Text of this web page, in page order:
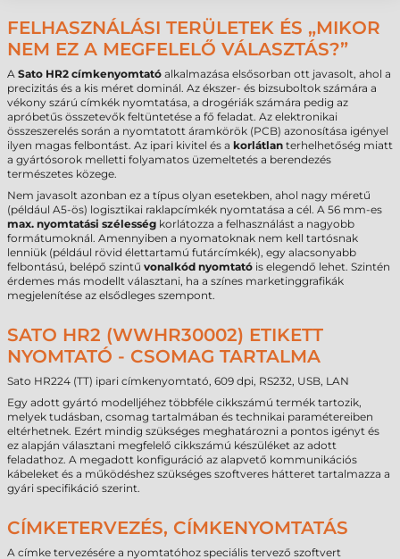
FELHASZNÁLÁSI TERÜLETEK ÉS „MIKOR
NEM EZ A MEGFELELŐ VÁLASZTÁS?”
A Sato HR2 címkenyomtató alkalmazása elsősorban ott javasolt, ahol a
precizitás és a kis méret dominál. Az ékszer- és bizsuboltok számára a
vékony szárú címkék nyomtatása, a drogériák számára pedig az
apróbetűs összetevők feltüntetése a fő feladat. Az elektronikai
összeszerelés során a nyomtatott áramkörök (PCB) azonosítása igényel
ilyen magas felbontást. Az ipari kivitel és a korlátlan terhelhetőség miatt
a gyártósorok melletti folyamatos üzemeltetés a berendezés
természetes közege.
Nem javasolt azonban ez a típus olyan esetekben, ahol nagy méretű
(például A5-ös) logisztikai raklapcímkék nyomtatása a cél. A 56 mm-es
max. nyomtatási szélesség korlátozza a felhasználást a nagyobb
formátumoknál. Amennyiben a nyomatoknak nem kell tartósnak
lenniük (például rövid élettartamú futárcímkék), egy alacsonyabb
felbontású, belépő szintű vonalkód nyomtató is elegendő lehet. Szintén
érdemes más modellt választani, ha a színes marketinggrafikák
megjelenítése az elsődleges szempont.
SATO HR2 (WWHR30002) ETIKETT
NYOMTATÓ - CSOMAG TARTALMA
Sato HR224 (TT) ipari címkenyomtató, 609 dpi, RS232, USB, LAN
Egy adott gyártó modelljéhez többféle cikkszámú termék tartozik,
melyek tudásban, csomag tartalmában és technikai paramétereiben
eltérhetnek. Ezért mindig szükséges meghatározni a pontos igényt és
ez alapján választani megfelelő cikkszámú készüléket az adott
feladathoz. A megadott konfiguráció az alapvető kommunikációs
kábeleket és a működéshez szükséges szoftveres hátteret tartalmazza a
gyári specifikáció szerint.
CÍMKETERVEZÉS, CÍMKENYOMTATÁS
A címke tervezésére a nyomtatóhoz speciális tervező szoftvert